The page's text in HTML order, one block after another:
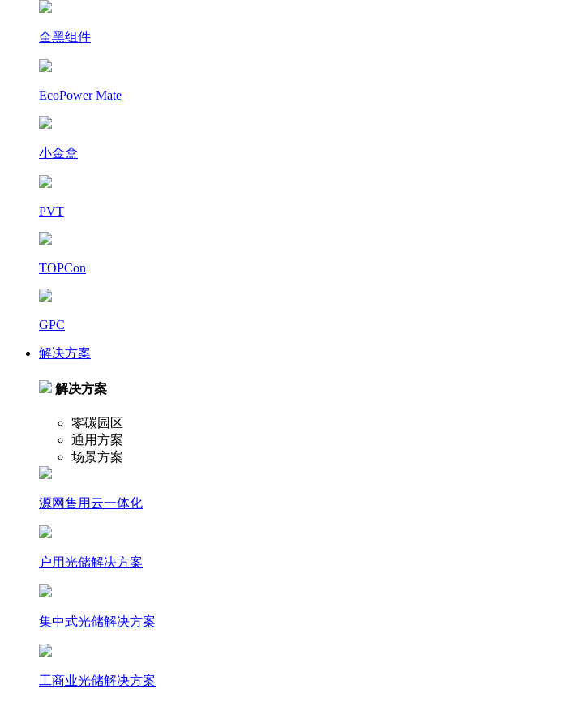
全黑组件
EcoPower Mate
小金盒
PVT
TOPCon
GPC
解决方案
解决方案
零碳园区
通用方案
场景方案
源网售用云一体化
户⽤光储解决⽅案
集中式光储解决⽅案
⼯商业光储解决⽅案